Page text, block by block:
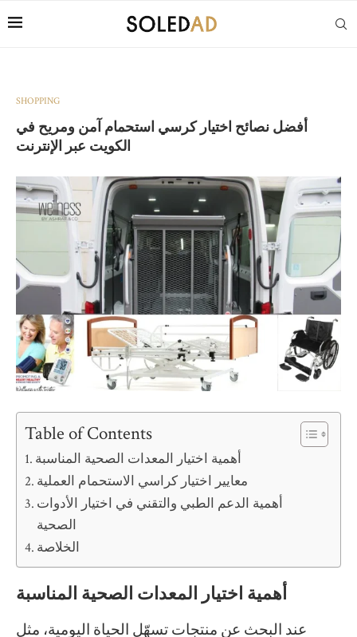
SHOPPING
أفضل نصائح اختيار كرسي استحمام آمن ومريح في
الكويت عبر الإنترنت
Table of Contents
أهمية اختيار المعدات الصحية المناسبة
معايير اختيار كراسي الاستحمام العملية
أهمية الدعم الطبي والتقني في اختيار الأدوات
الصحية
الخلاصة
أهمية اختيار المعدات الصحية المناسبة
عند البحث عن منتجات تسهّل الحياة اليومية، مثل